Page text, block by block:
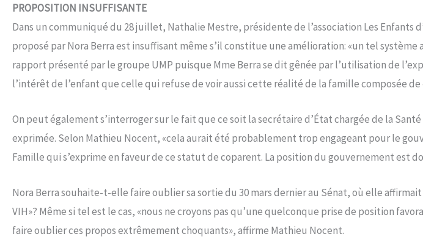
PROPOSITION INSUFFISANTE
Dans un communiqué du 28 juillet, Nathalie Mestre, présidente de l’association Les Enfants
proposé par Nora Berra est insuffisant même s’il constitue une amélioration: «un tel
rapport présenté par le groupe UMP puisque Mme Berra se dit gênée par l’utilisation de
l’intérêt de l’enfant que celle qui refuse de voir aussi cette réalité de la famille composée de
On peut également s’interroger sur le fait que ce soit la secrétaire d’État chargée de la
exprimée. Selon Mathieu Nocent, «cela aurait été probablement trop engageant pour le
Famille qui s’exprime en faveur de ce statut de coparent. La position du gouvernement est
Nora Berra souhaite-t-elle faire oublier sa sortie du 30 mars dernier au Sénat, où elle
VIH»? Même si tel est le cas, «nous ne croyons pas qu’une quelconque prise de position
faire oublier ces propos extrêmement choquants», affirme Mathieu Nocent.